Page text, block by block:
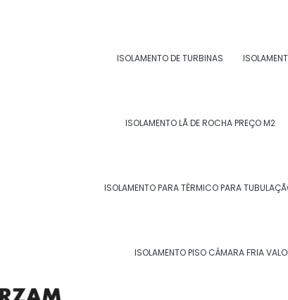
ISOLAMENTO DE TURBINAS
ISOLAMENTO LÃ DE ROCHA PREÇO M2
ISOLAMENTO PARA TÉRMICO PARA
ISOLAMENTO PISO CÂMARA FRIA